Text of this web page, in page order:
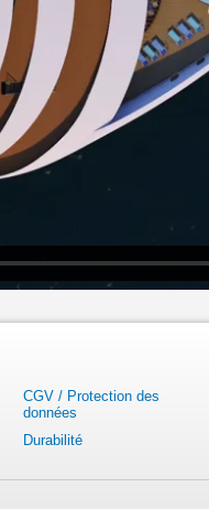
CGV / Protection des
données
Durabilité